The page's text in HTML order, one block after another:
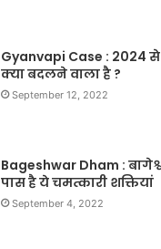
Gyanvapi Case :
क्या बदलने वाला है ?
September 12, 2022
Bageshwar Dham :
पास है ये चमत्कारी शक्तियां
September 4, 2022